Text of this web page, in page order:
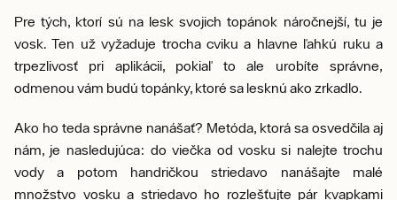
Pre tých, ktorí sú na lesk svojich topánok náročnejší, tu je
vosk. Ten už vyžaduje trocha cviku a hlavne ľahkú ruku a
trpezlivosť pri aplikácii, pokiaľ to ale urobíte správne,
odmenou vám budú topánky, ktoré sa lesknú ako zrkadlo.
Ako ho teda správne nanášať? Metóda, ktorá sa osvedčila aj
nám, je nasledujúca: do viečka od vosku si nalejte trochu
vody a potom handričkou striedavo nanášajte malé
množstvo vosku a striedavo ho rozlešťujte pár kvapkami